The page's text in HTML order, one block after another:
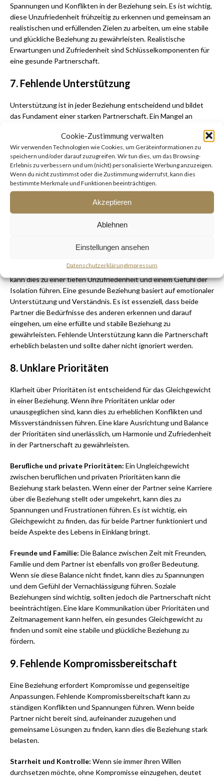
Cookie-Zustimmung verwalten
Wir verwenden Technologien wie Cookies, um Geräteinformationen zu
speichern und/oder darauf zuzugreifen. Wir tun dies, um das Browsing-
Erlebnis zu verbessern und um (nicht) personalisierte Werbung anzuzeigen.
Wenn du nicht zustimmst oder die Zustimmung widerrufst, kann dies
bestimmte Merkmale und Funktionen beeinträchtigen.
Akzeptieren
Ablehnen
Einstellungen ansehen
DatenschutzerklärungImpressum
Spannungen und Konflikten in der Beziehung sein. Es ist wichtig,
diese Unzufriedenheit frühzeitig zu erkennen und gemeinsam an
realistischen und erfüllenden Zielen zu arbeiten, um eine stabile
und glückliche Beziehung zu gewährleisten. Realistische
Erwartungen und Zufriedenheit sind Schlüsselkomponenten für
eine gesunde Partnerschaft.
7. Fehlende Unterstützung
Unterstützung ist in jeder Beziehung entscheidend und bildet
das Fundament einer starken Partnerschaft. Ein Mangel an
und unverstanden fühlt, was langfristig die Beziehung
schwächen kann.
Mangel an Interesse an den Zielen des Partners:Wenn sie
kein Interesse an deinen Zielen und Träumen zeigt, kann dies ein
klares Zeichen dafür sein, dass sie dich nicht wirklich unterstützt.
Deine Ambitionen und Bestrebungen sollten für beide Partner
von Bedeutung sein, um ein Gefühl der Gemeinsamkeit und des
gegenseitigen Verständnisses zu fördern.
Vernachlässigung emotionaler Bedürfnisse:
emotionalen Bedürfnisse ignoriert oder nicht darauf eingeht,
kann dies zu einer tiefen Unzufriedenheit und einem Gefühl der
Isolation führen. Eine gesunde Beziehung basiert auf emotionaler
Unterstützung und Verständnis. Es ist essenziell, dass beide
Partner die Bedürfnisse des anderen erkennen und darauf
eingehen, um eine erfüllte und stabile Beziehung zu
gewährleisten. Fehlende Unterstützung kann die Partnerschaft
erheblich belasten und sollte daher nicht ignoriert werden.
8. Unklare Prioritäten
Klarheit über Prioritäten ist entscheidend für das Gleichgewicht
in einer Beziehung. Wenn ihre Prioritäten unklar oder
unausgeglichen sind, kann dies zu erheblichen Konflikten und
Missverständnissen führen. Eine klare Ausrichtung und Balance
der Prioritäten sind unerlässlich, um Harmonie und Zufriedenheit
in der Partnerschaft zu gewährleisten.
Berufliche und private Prioritäten: Ein Ungleichgewicht
zwischen beruflichen und privaten Prioritäten kann die
Beziehung stark belasten. Wenn einer der Partner seine Karriere
über die Beziehung stellt oder umgekehrt, kann dies zu
Spannungen und Frustrationen führen. Es ist wichtig, ein
Gleichgewicht zu finden, das für beide Partner funktioniert und
beide Aspekte des Lebens in Einklang bringt.
Freunde und Familie: Die Balance zwischen Zeit mit Freunden,
Familie und dem Partner ist ebenfalls von großer Bedeutung.
Wenn sie diese Balance nicht findet, kann dies zu Spannungen
und dem Gefühl der Vernachlässigung führen. Soziale
Beziehungen sind wichtig, sollten jedoch die Partnerschaft nicht
beeinträchtigen. Eine klare Kommunikation über Prioritäten und
Zeitmanagement kann helfen, ein gesundes Gleichgewicht zu
finden und somit eine stabile und glückliche Beziehung zu
fördern.
9. Fehlende Kompromissbereitschaft
Eine Beziehung erfordert Kompromisse und gegenseitige
Anpassungen. Fehlende Kompromissbereitschaft kann zu
ständigen Konflikten und Spannungen führen. Wenn beide
Partner nicht bereit sind, aufeinander zuzugehen und
gemeinsame Lösungen zu finden, kann dies die Beziehung stark
belasten.
Starrheit und Kontrolle: Wenn sie immer ihren Willen
durchsetzen möchte, ohne Kompromisse einzugehen, deutet